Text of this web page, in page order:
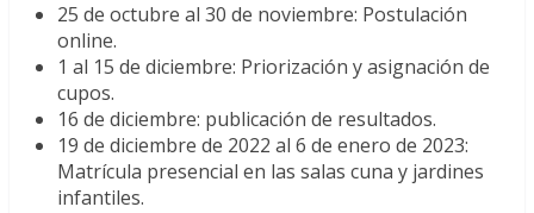
25 de octubre al 30 de noviembre: Postulación
online.
1 al 15 de diciembre: Priorización y asignación de
cupos.
16 de diciembre: publicación de resultados.
19 de diciembre de 2022 al 6 de enero de 2023:
Matrícula presencial en las salas cuna y jardines
infantiles.